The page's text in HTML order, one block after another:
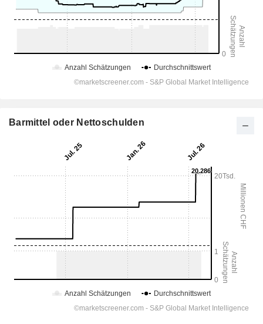
Barmittel oder Nettoschulden